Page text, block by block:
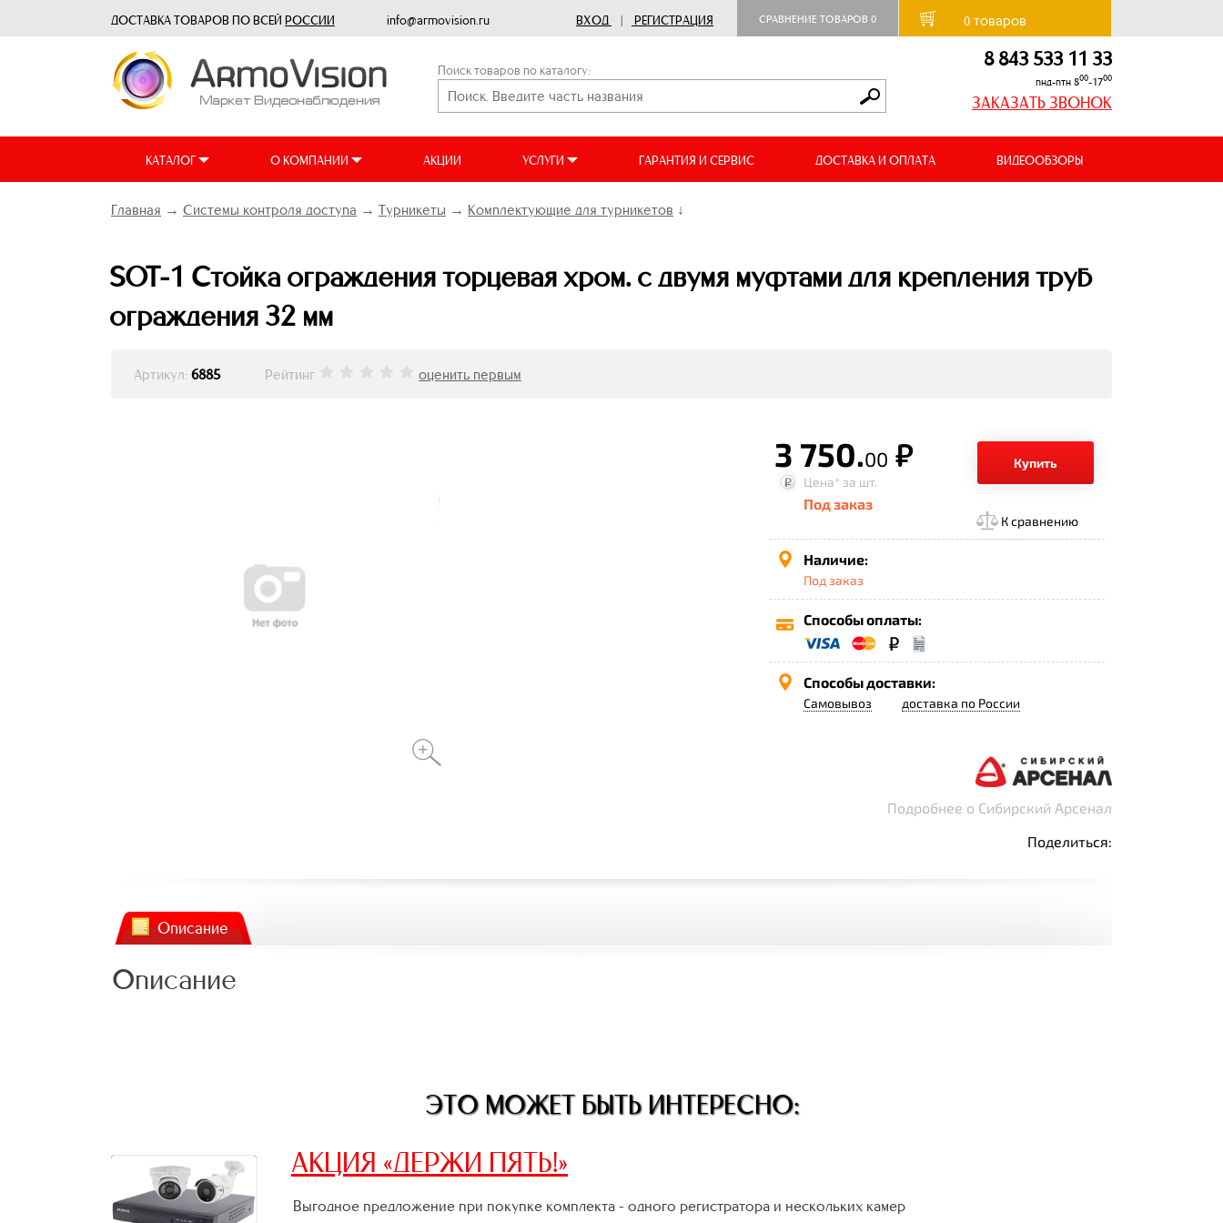
ДОСТАВКА ТОВАРОВ ПО ВСЕЙ РОССИИ info@armovision.ru ВХОД | РЕГИСТРАЦИЯ СРАВНЕНИЕ ТОВАРОВ 0 0товаров
Поиск товаров по каталогу: 8 843 533 11 33
пнд-птн 800-1700
ЗАКАЗАТЬ ЗВОНОК
КАТАЛОГ О КОМПАНИИ АКЦИИ УСЛУГИ ГАРАНТИЯ И СЕРВИС ДОСТАВКА И ОПЛАТА ВИДЕООБЗОРЫ
Главная → Системы контроля доступа → Турникеты → Комплектующие для турникетов ↓
SOT-1 Стойка ограждения торцевая хром. с двумя муфтами для крепления труб
ограждения 32 мм
Артикул: 6885 Рейтинг оценить первым
3 750.00 р.
Купить
Цена* за шт.
Под заказ
К сравнению
Наличие:
Под заказ
Способы оплаты:
Способы доставки:
Самовывоз доставка по России
Подробнее о Сибирский Арсенал
Поделиться:
Описание
Описание
ЭТО МОЖЕТ БЫТЬ ИНТЕРЕСНО:
АКЦИЯ «ДЕРЖИ ПЯТЬ!»
Выгодное предложение при покупке комплекта - одного регистратора и нескольких камер